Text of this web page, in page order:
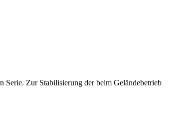
Serie. Zur Stabilisierung der beim Geländebetrieb